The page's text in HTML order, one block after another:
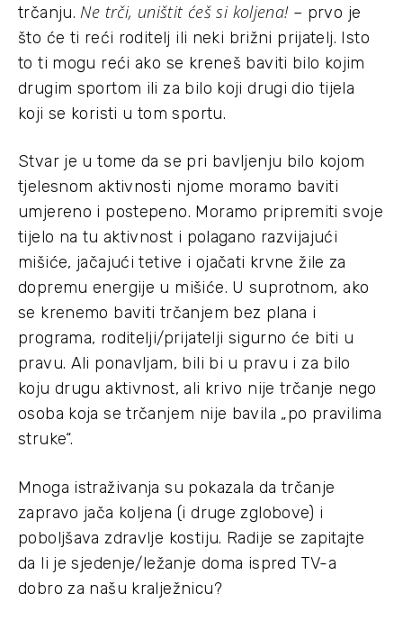
trčanju. Ne trči, uništit ćeš si koljena!– prvo je
što će ti reći roditelj ili neki brižni prijatelj. Isto
to ti mogu reći ako se kreneš baviti bilo kojim
drugim sportom ili za bilo koji drugi dio tijela
koji se koristi u tom sportu.
Stvar je u tome da se pri bavljenju bilo kojom
tjelesnom aktivnosti njome moramo baviti
umjereno i postepeno. Moramo pripremiti svoje
tijelo na tu aktivnost i polagano razvijajući
mišiće, jačajući tetive i ojačati krvne žile za
dopremu energije u mišiće. U suprotnom, ako
se krenemo baviti trčanjem bez plana i
programa, roditelji/prijatelji sigurno će biti u
pravu. Ali ponavljam, bili bi u pravu i za bilo
koju drugu aktivnost, ali krivo nije trčanje nego
osoba koja se trčanjem nije bavila „po pravilima
struke“.
Mnoga istraživanja su pokazala da trčanje
zapravo jača koljena (i druge zglobove) i
poboljšava zdravlje kostiju. Radije se zapitajte
da li je sjedenje/ležanje doma ispred TV-a
dobro za našu kralježnicu?